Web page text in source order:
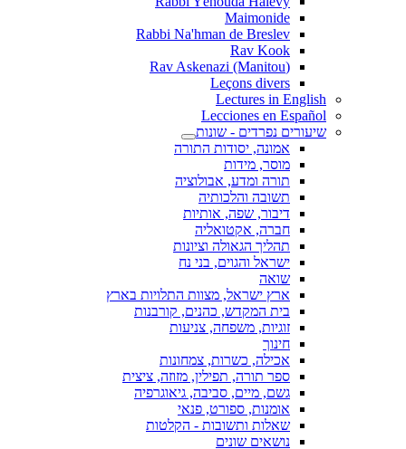
Maimonide
Rabbi Na'hman de Breslev
Rav Kook
(Rav Askenazi (Manitou
Leçons divers
Lectures in English
Lecciones en Español
שיעורים נפרדים - שונות
אמונה, יסודות התורה
מוסר, מידות
תורה ומדע, אבולוציה
תשובה והלכותיה
דיבור, שפה, אותיות
חברה, אקטואליה
תהליך הגאולה וציונות
ישראל והגוים, בני נח
שואה
ארץ ישראל, מצוות התלויות בארץ
בית המקדש, כהנים, קורבנות
זוגיות, משפחה, צניעות
חינוך
אכילה, כשרות, צמחונות
ספר תורה, תפילין, מזוזה, ציצית
גשם, מיים, סביבה, גיאוגרפיה
אומנות, ספורט, פנאי
שאלות ותשובות - הקלטות
נושאים שונים